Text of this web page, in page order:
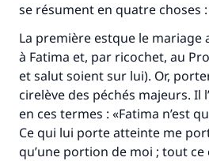
se résument en quatre choses :
La première estque le
à Fatima et, par ricochet, au
et salut soient sur lui). Or,
cirelève des péchés majeurs. Il
en ces termes : «Fatima n’est
Ce qui lui porte atteinte me
qu’une portion de moi ; tout ce